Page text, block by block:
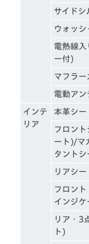
サイドシ
ウォッ
電熱線
ー付)
マフラー
電動アン
インテ
リア
本革シー
フロン
ート)/マ
タントシ
リアシ
フロント
インジケ
リア・3
ト)